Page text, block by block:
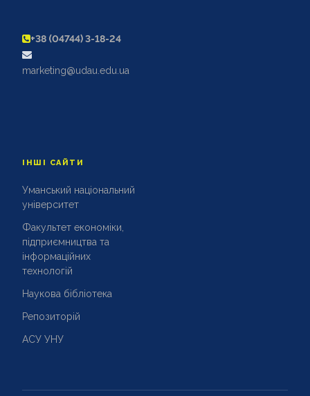
+38 (04744) 3-18-24
marketing@udau.edu.ua
ІНШІ САЙТИ
Уманський національний
університет
Факультет економіки,
підприємництва та
інформаційних
технологій
Наукова бібліотека
Репозиторій
АСУ УНУ